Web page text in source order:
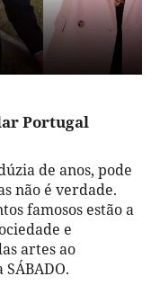
Portugal
de anos, pode
não é verdade.
famosos estão a
e
artes ao